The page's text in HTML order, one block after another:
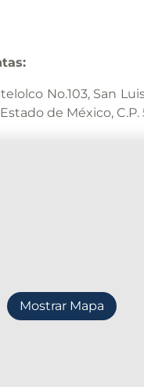
No.103, San
de México, C.P.
Mostrar Mapa